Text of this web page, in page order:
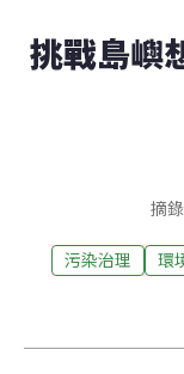
挑戰島嶼
摘
污染治理 環